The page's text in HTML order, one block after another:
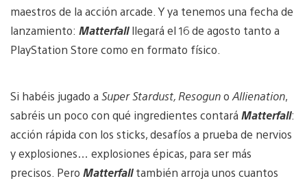
maestros de la acción arcade. Y ya tenemos una fecha de
lanzamiento: Matterfall llegará el 16 de agosto tanto a
PlayStation Store como en formato físico.
Si habéis jugado a Super Stardust, Resoguno Allienation,
sabréis un poco con qué ingredientes contará Matterfall:
acción rápida con los sticks, desafíos a prueba de nervios
y explosiones… explosiones épicas, para ser más
precisos. Pero Matterfalltambién arroja unos cuantos